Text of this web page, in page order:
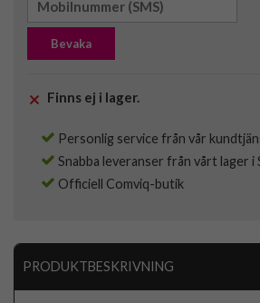
Bevaka
Finns ej i lager.
Personlig service från vår
Snabba leveranser från vårt lager i
Officiell Comviq-butik
PRODUKTBESKRIVNING